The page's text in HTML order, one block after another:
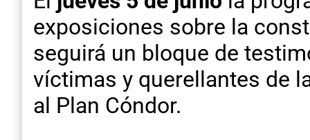
exposiciones sobre la
seguirá un bloque de
víctimas y querellantes de
al Plan Cóndor.